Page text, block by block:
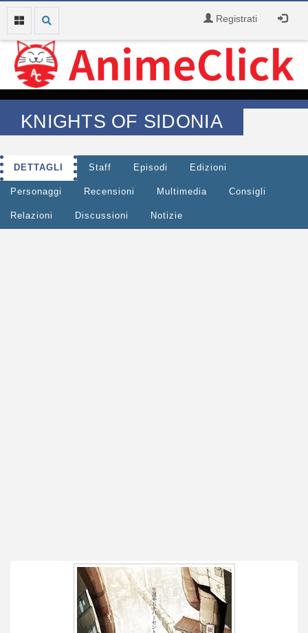
Registrati
KNIGHTS OF SIDONIA
DETTAGLI Staff Episodi Edizioni
Personaggi Recensioni Multimedia Consigli
Relazioni Discussioni Notizie